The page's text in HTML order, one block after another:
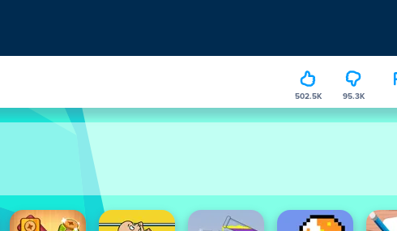
502.5K 95.3K